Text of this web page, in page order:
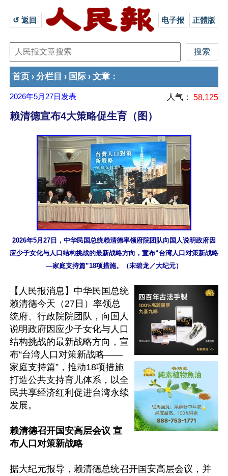
↺ 返回 电子报 正體版
首页 › 分栏目 › 国际 › 文章 ：
2026年5月27日 发表 人气： 58,125
赖清德宣布4大策略促生育（图）
2026年5月27日，中华民国总统赖清德率领府院团队向国人说明政府因
应少子女化与人口结构挑战的最新战略方向，宣布“台湾人口对策新战略
—家庭支持篇”18项措施。（宋碧龙／大纪元）
【人民报消息】中华民国总统
赖清德今天（27日）率领总
统府、行政院院团队，向国人
说明政府因应少子女化与人口
结构挑战的最新战略方向，宣
布“台湾人口对策新战略——
家庭支持篇”，推动18项措施
打造公共支持育儿体系，以全
民共享经济红利促进台湾永续
发展。
赖清德召开国安高层会议 宣
布人口对策新战略
据大纪元报导，赖清德总统召开国安高层会议，并